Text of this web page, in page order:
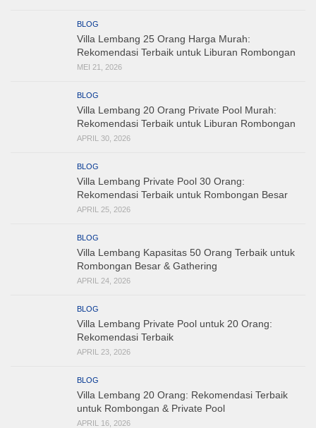
BLOG
Villa Lembang 25 Orang Harga Murah:
Rekomendasi Terbaik untuk Liburan Rombongan
MEI 21, 2026
BLOG
Villa Lembang 20 Orang Private Pool Murah:
Rekomendasi Terbaik untuk Liburan Rombongan
APRIL 30, 2026
BLOG
Villa Lembang Private Pool 30 Orang:
Rekomendasi Terbaik untuk Rombongan Besar
APRIL 25, 2026
BLOG
Villa Lembang Kapasitas 50 Orang Terbaik untuk
Rombongan Besar & Gathering
APRIL 24, 2026
BLOG
Villa Lembang Private Pool untuk 20 Orang:
Rekomendasi Terbaik
APRIL 23, 2026
BLOG
Villa Lembang 20 Orang: Rekomendasi Terbaik
untuk Rombongan & Private Pool
APRIL 16, 2026